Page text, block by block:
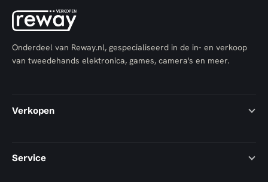
Onderdeel van Reway.nl, gespecialiseerd in de in- en verkoop
van tweedehands elektronica, games, camera's en meer.
Verkopen
Service